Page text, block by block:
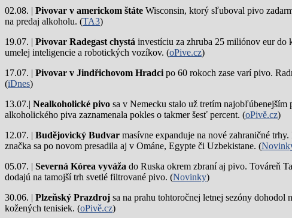
02.08. | Pivovar v americkom štáte Wisconsin, ktorý sľuboval pivo
na predaj alkoholu. (TA3)
19.07. | Pivovar Radegast chystá investíciu za zhruba 25 miliónov eur do
umelej inteligencie a robotických vozíkov. (oPive.cz)
17.07. | Pivovar v Jindřichovom Hradci po 60 rokoch zase varí pivo.
(iDnes)
13.07.| Nealkoholické pivo sa v Nemecku stalo už tretím
alkoholického piva zaznamenala pokles o takmer šesť percent. (oPivě.cz)
12.07. | Budějovický Budvar masívne expanduje na nové zahraničné
značka sa po novom presadila aj v Ománe, Egypte či Uzbekistane. (
05.07. | Severná Kórea vyváža do Ruska okrem zbraní aj pivo. Továreň
dodajú na tamojší trh svetlé filtrované pivo. (Novinky)
30.06. | Plzeňský Prazdroj sa na prahu tohtoročnej letnej sezóny
kožených tenisiek. (oPivě.cz)